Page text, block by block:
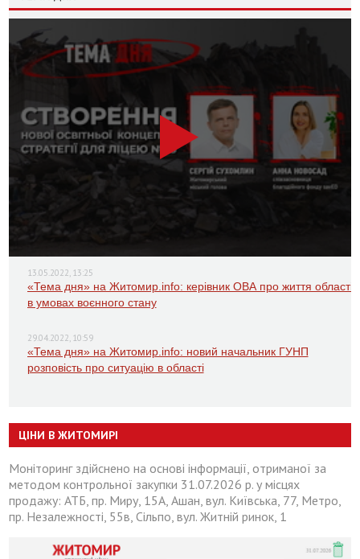
13.05.2022, 13:25
«Тема дня» на Житомир.info: керівник ОВА про життя області
в умовах воєнного стану
29.04.2022, 10:59
«Тема дня» на Житомир.info: новий начальник ГУНП
розповість про ситуацію в області
ЦІНИ В ЖИТОМИРІ
Моніторинг здійснено на основі інформації, отриманої за
методом контрольної закупки 31.07.2026 р. у місцях
продажу: АТБ, пр. Миру, 15А, Ашан, вул. Київська, 77, Метро,
пр. Незалежності, 55в, Сільпо, вул. Житній ринок, 1